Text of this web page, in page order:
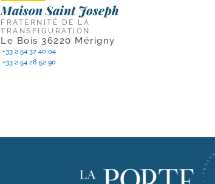
Maison Saint Joseph
FRATERNITÉ DE LA
TRANSFIGURATION
Le Bois 36220 Mérigny
+33 2 54 37 40 04
+33 2 54 28 52 90